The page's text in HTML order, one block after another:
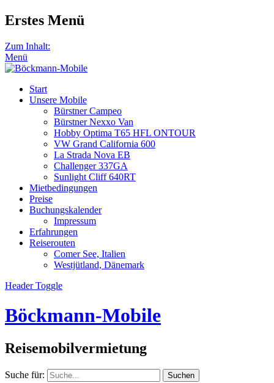
Erstes Menü
Zum Inhalt:
Menü
Start
Unsere Mobile
Bürstner Campeo
Bürstner Nexxo Van
Hobby Optima T65 HFL ONTOUR
VW Grand California 600
La Strada Nova EB
Challenger 337GA
Sunlight Cliff 640RT
Mietbedingungen
Preise
Buchungskalender
Impressum
Erfahrungen
Reiserouten
Comer See, Italien
Westjütland, Dänemark
Header Toggle
Böckmann-Mobile
Reisemobilvermietung
Suche für: